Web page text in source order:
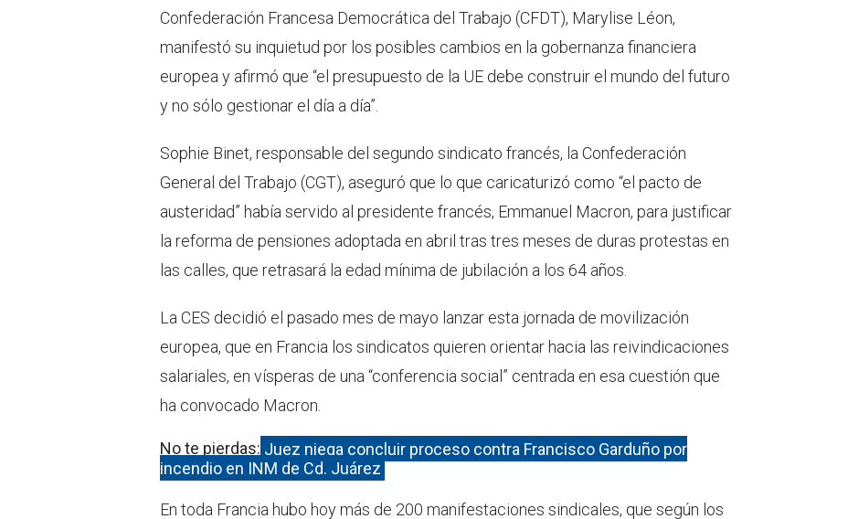
Confederación Francesa Democrática del Trabajo (CFDT), Marylise Léon,
manifestó su inquietud por los posibles cambios en la gobernanza financiera
europea y afirmó que “el presupuesto de la UE debe construir el mundo del futuro
y no sólo gestionar el día a día”.
Sophie Binet, responsable del segundo sindicato francés, la Confederación
General del Trabajo (CGT), aseguró que lo que caricaturizó como “el pacto de
austeridad” había servido al presidente francés, Emmanuel Macron, para justificar
la reforma de pensiones adoptada en abril tras tres meses de duras protestas en
las calles, que retrasará la edad mínima de jubilación a los 64 años.
La CES decidió el pasado mes de mayo lanzar esta jornada de movilización
europea, que en Francia los sindicatos quieren orientar hacia las reivindicaciones
salariales, en vísperas de una “conferencia social” centrada en esa cuestión que
ha convocado Macron.
No te pierdas: Juez niega concluir proceso contra Francisco Garduño por
incendio en INM de Cd. Juárez
En toda Francia hubo hoy más de 200 manifestaciones sindicales, que según los